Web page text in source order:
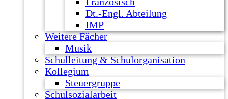
Dt.-Engl. Abteilung
IMP
Weitere Fächer
Musik
Schulleitung & Schulorganisation
Kollegium
Steuergruppe
Schulsozialarbeit